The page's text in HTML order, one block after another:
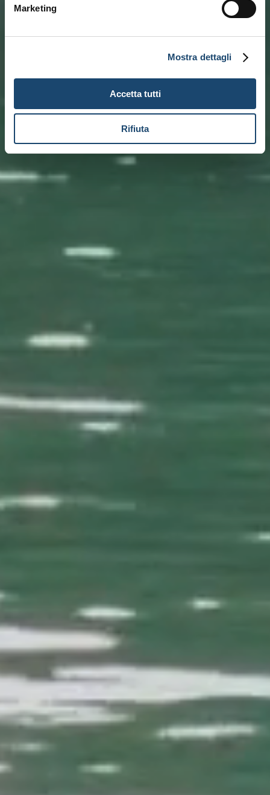
Marketing
Mostra dettagli
Accetta tutti
Rifiuta